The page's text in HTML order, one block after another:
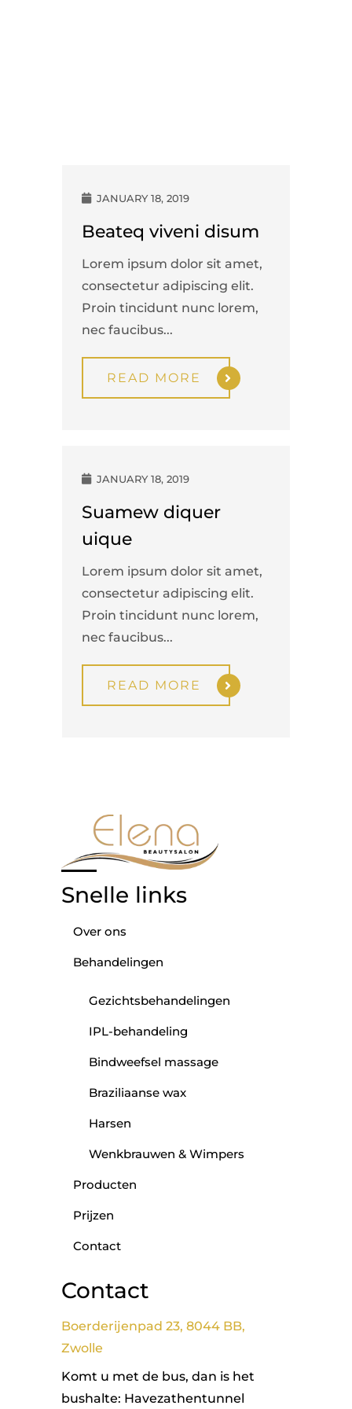
JANUARY 18, 2019
Beateq viveni disum
Lorem ipsum dolor sit amet,
consectetur adipiscing elit.
Proin tincidunt nunc lorem,
nec faucibus...
READ MORE
JANUARY 18, 2019
Suamew diquer
uique
Lorem ipsum dolor sit amet,
consectetur adipiscing elit.
Proin tincidunt nunc lorem,
nec faucibus...
READ MORE
Snelle links
Over ons
Behandelingen
Gezichtsbehandelingen
IPL-behandeling
Bindweefsel massage
Braziliaanse wax
Harsen
Wenkbrauwen & Wimpers
Producten
Prijzen
Contact
Contact
Boerderijenpad 23, 8044 BB,
Zwolle
Komt u met de bus, dan is het
bushalte: Havezathentunnel